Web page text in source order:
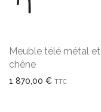
Meuble télé métal et
chêne
1 870,00 € TTC